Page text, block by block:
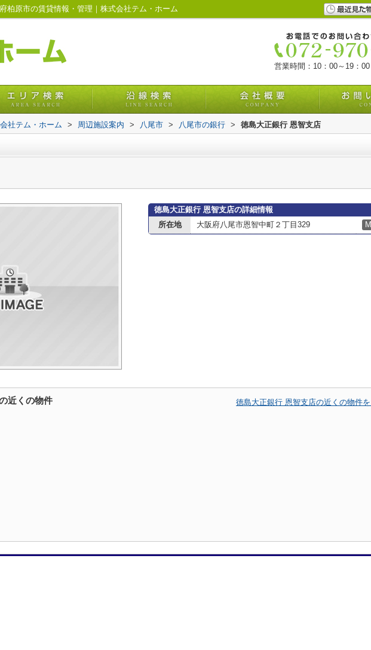
柏原市の賃貸情報・管理｜株式会社テム・ホーム
営業時間：10：00～19：00
社テム・ホーム > 周辺施設案内 > 八尾市 > 八尾市の銀行 > 徳島大正銀行 恩智支店
徳島大正銀行 恩智支店の詳細情報
所在地
大阪府八尾市恩智中町２丁目329
近くの物件 徳島大正銀行 恩智支店の近くの物件